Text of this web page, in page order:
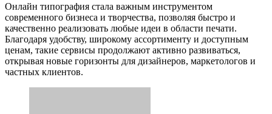
Онлайн типография стала важным инструментом
современного бизнеса и творчества, позволяя быстро и
качественно реализовать любые идеи в области печати.
Благодаря удобству, широкому ассортименту и доступным
ценам, такие сервисы продолжают активно развиваться,
открывая новые горизонты для дизайнеров, маркетологов и
частных клиентов.